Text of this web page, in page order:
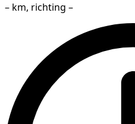
– km, richting –